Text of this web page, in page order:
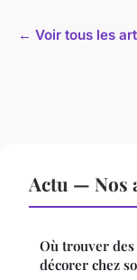
← Voir tous les
Actu — Nos
Où trouver
décorer chez